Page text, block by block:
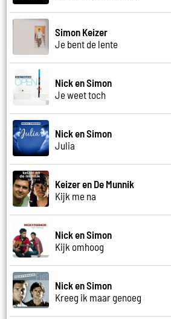
Simon Keizer
Je bent de lente
Nick en Simon
Je weet toch
Nick en Simon
Julia
Keizer en De Munnik
Kijk me na
Nick en Simon
Kijk omhoog
Nick en Simon
Kreeg ik maar genoeg